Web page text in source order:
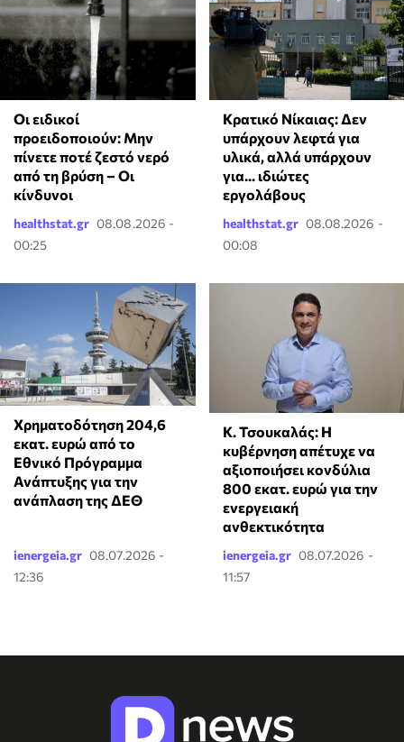
Οι ειδικοί
προειδοποιούν: Μην
πίνετε ποτέ ζεστό νερό
από τη βρύση – Οι
κίνδυνοι
healthstat.gr 08.08.2026 -
00:25
Κρατικό Νίκαιας: Δεν
υπάρχουν λεφτά για
υλικά, αλλά υπάρχουν
για... ιδιώτες
εργολάβους
healthstat.gr 08.08.2026 -
00:08
Χρηματοδότηση 204,6
εκατ. ευρώ από το
Εθνικό Πρόγραμμα
Ανάπτυξης για την
ανάπλαση της ΔΕΘ
ienergeia.gr 08.07.2026 -
12:36
Κ. Τσουκαλάς: Η
κυβέρνηση απέτυχε να
αξιοποιήσει κονδύλια
800 εκατ. ευρώ για την
ενεργειακή
ανθεκτικότητα
ienergeia.gr 08.07.2026 -
11:57